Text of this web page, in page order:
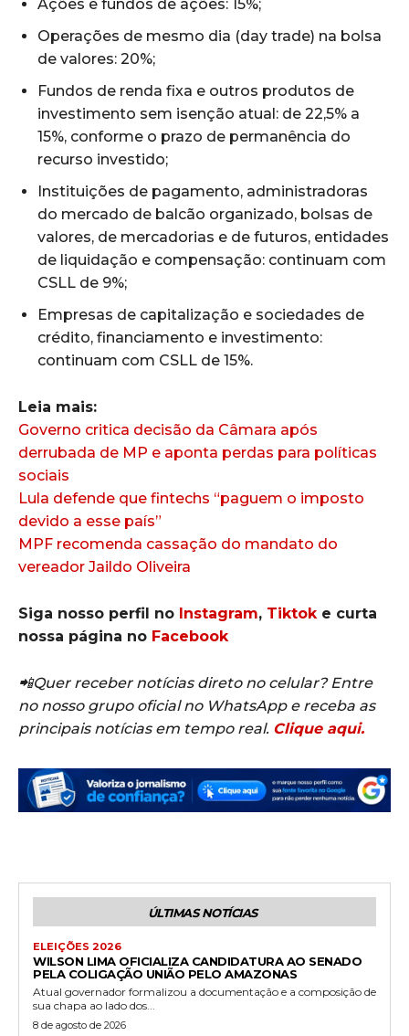
Ações e fundos de ações: 15%;
Operações de mesmo dia (day trade) na bolsa
de valores: 20%;
Fundos de renda fixa e outros produtos de
investimento sem isenção atual: de 22,5% a
15%, conforme o prazo de permanência do
recurso investido;
Instituições de pagamento, administradoras
do mercado de balcão organizado, bolsas de
valores, de mercadorias e de futuros, entidades
de liquidação e compensação: continuam com
CSLL de 9%;
Empresas de capitalização e sociedades de
crédito, financiamento e investimento:
continuam com CSLL de 15%.
Leia mais:
Governo critica decisão da Câmara após
derrubada de MP e aponta perdas para políticas
sociais
Lula defende que fintechs “paguem o imposto
devido a esse país”
MPF recomenda cassação do mandato do
vereador Jaildo Oliveira
Siga nosso perfil no Instagram, Tiktoke curta
nossa página no Facebook
📲Quer receber notícias direto no celular? Entre
no nosso grupo oficial no WhatsApp e receba as
principais notícias em tempo real. Clique aqui.
ÚLTIMAS NOTÍCIAS
ELEIÇÕES 2026
WILSON LIMA OFICIALIZA CANDIDATURA AO SENADO
PELA COLIGAÇÃO UNIÃO PELO AMAZONAS
Atual governador formalizou a documentação e a composição de
sua chapa ao lado dos...
8 de agosto de 2026